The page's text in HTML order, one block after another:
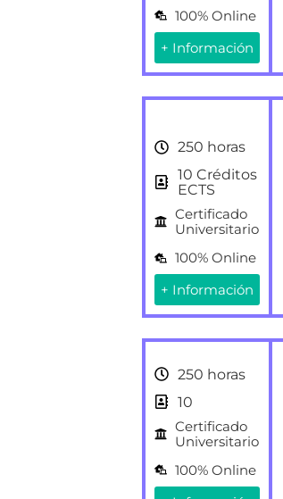
100% Online
+ Información
250 horas
10 Créditos
ECTS
Certificado
Universitario
100% Online
+ Información
250 horas
10
Certificado
Universitario
100% Online